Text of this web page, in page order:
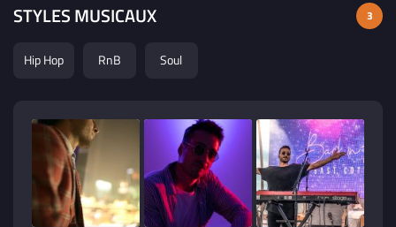
STYLES MUSICAUX 3
Hip Hop RnB Soul